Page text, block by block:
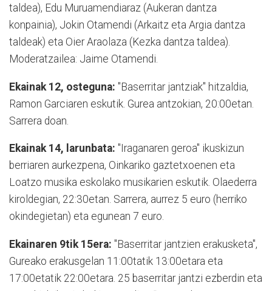
taldea), Edu Muruamendiaraz (Aukeran dantza
konpainia), Jokin Otamendi (Arkaitz eta Argia dantza
taldeak) eta Oier Araolaza (Kezka dantza taldea).
Moderatzailea: Jaime Otamendi.
Ekainak 12, osteguna: "Baserritar jantziak" hitzaldia,
Ramon Garciaren eskutik. Gurea antzokian, 20:00etan.
Sarrera doan.
Ekainak 14, larunbata: "Iraganaren geroa" ikuskizun
berriaren aurkezpena, Oinkariko gaztetxoenen eta
Loatzo musika eskolako musikarien eskutik. Olaederra
kiroldegian, 22:30etan. Sarrera, aurrez 5 euro (herriko
okindegietan) eta egunean 7 euro.
Ekainaren 9tik 15era: "Baserritar jantzien erakusketa",
Gureako erakusgelan 11:00tatik 13:00etara eta
17:00etatik 22:00etara. 25 baserritar jantzi ezberdin eta